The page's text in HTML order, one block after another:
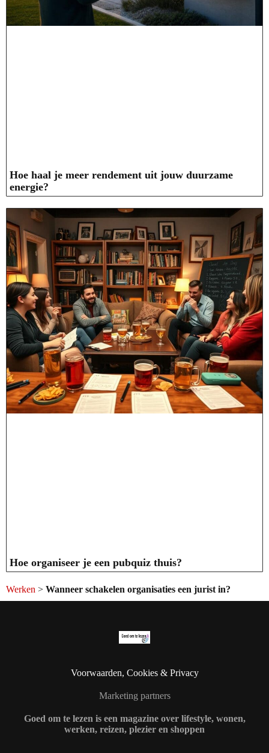
Hoe haal je meer rendement uit jouw duurzame
energie?
Hoe organiseer je een pubquiz thuis?
Werken > Wanneer schakelen organisaties een jurist in?
Voorwaarden, Cookies & Privacy
Marketing partners
Goed om te lezen is een magazine over lifestyle, wonen,
werken, reizen, plezier en shoppen